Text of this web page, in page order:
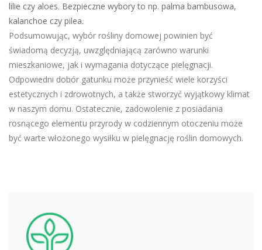
lilie czy aloes. Bezpieczne wybory to np. palma bambusowa,
kalanchoe czy pilea.
Podsumowując, wybór rośliny domowej powinien być
świadomą decyzją, uwzględniającą zarówno warunki
mieszkaniowe, jak i wymagania dotyczące pielęgnacji.
Odpowiedni dobór gatunku może przynieść wiele korzyści
estetycznych i zdrowotnych, a także stworzyć wyjątkowy klimat
w naszym domu. Ostatecznie, zadowolenie z posiadania
rosnącego elementu przyrody w codziennym otoczeniu może
być warte włożonego wysiłku w pielęgnację roślin domowych.